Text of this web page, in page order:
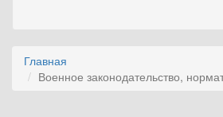
Главная
Военное законодательство,